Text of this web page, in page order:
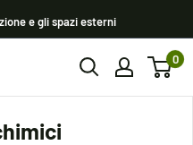
e gli spazi esterni
0